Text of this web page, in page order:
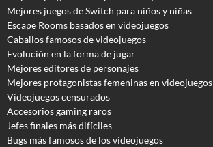
Mejores juegos de Switch para niños y niñas
Escape Rooms basados en videojuegos
Caballos famosos de videojuegos
Evolución en la forma de jugar
Mejores editores de personajes
Mejores protagonistas femeninas en videojuegos
Videojuegos censurados
Accesorios gaming raros
Jefes finales más difíciles
Bugs más famosos de los videojuegos